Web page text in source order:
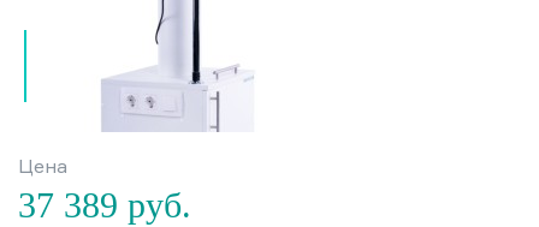
Цена
37 389 руб.